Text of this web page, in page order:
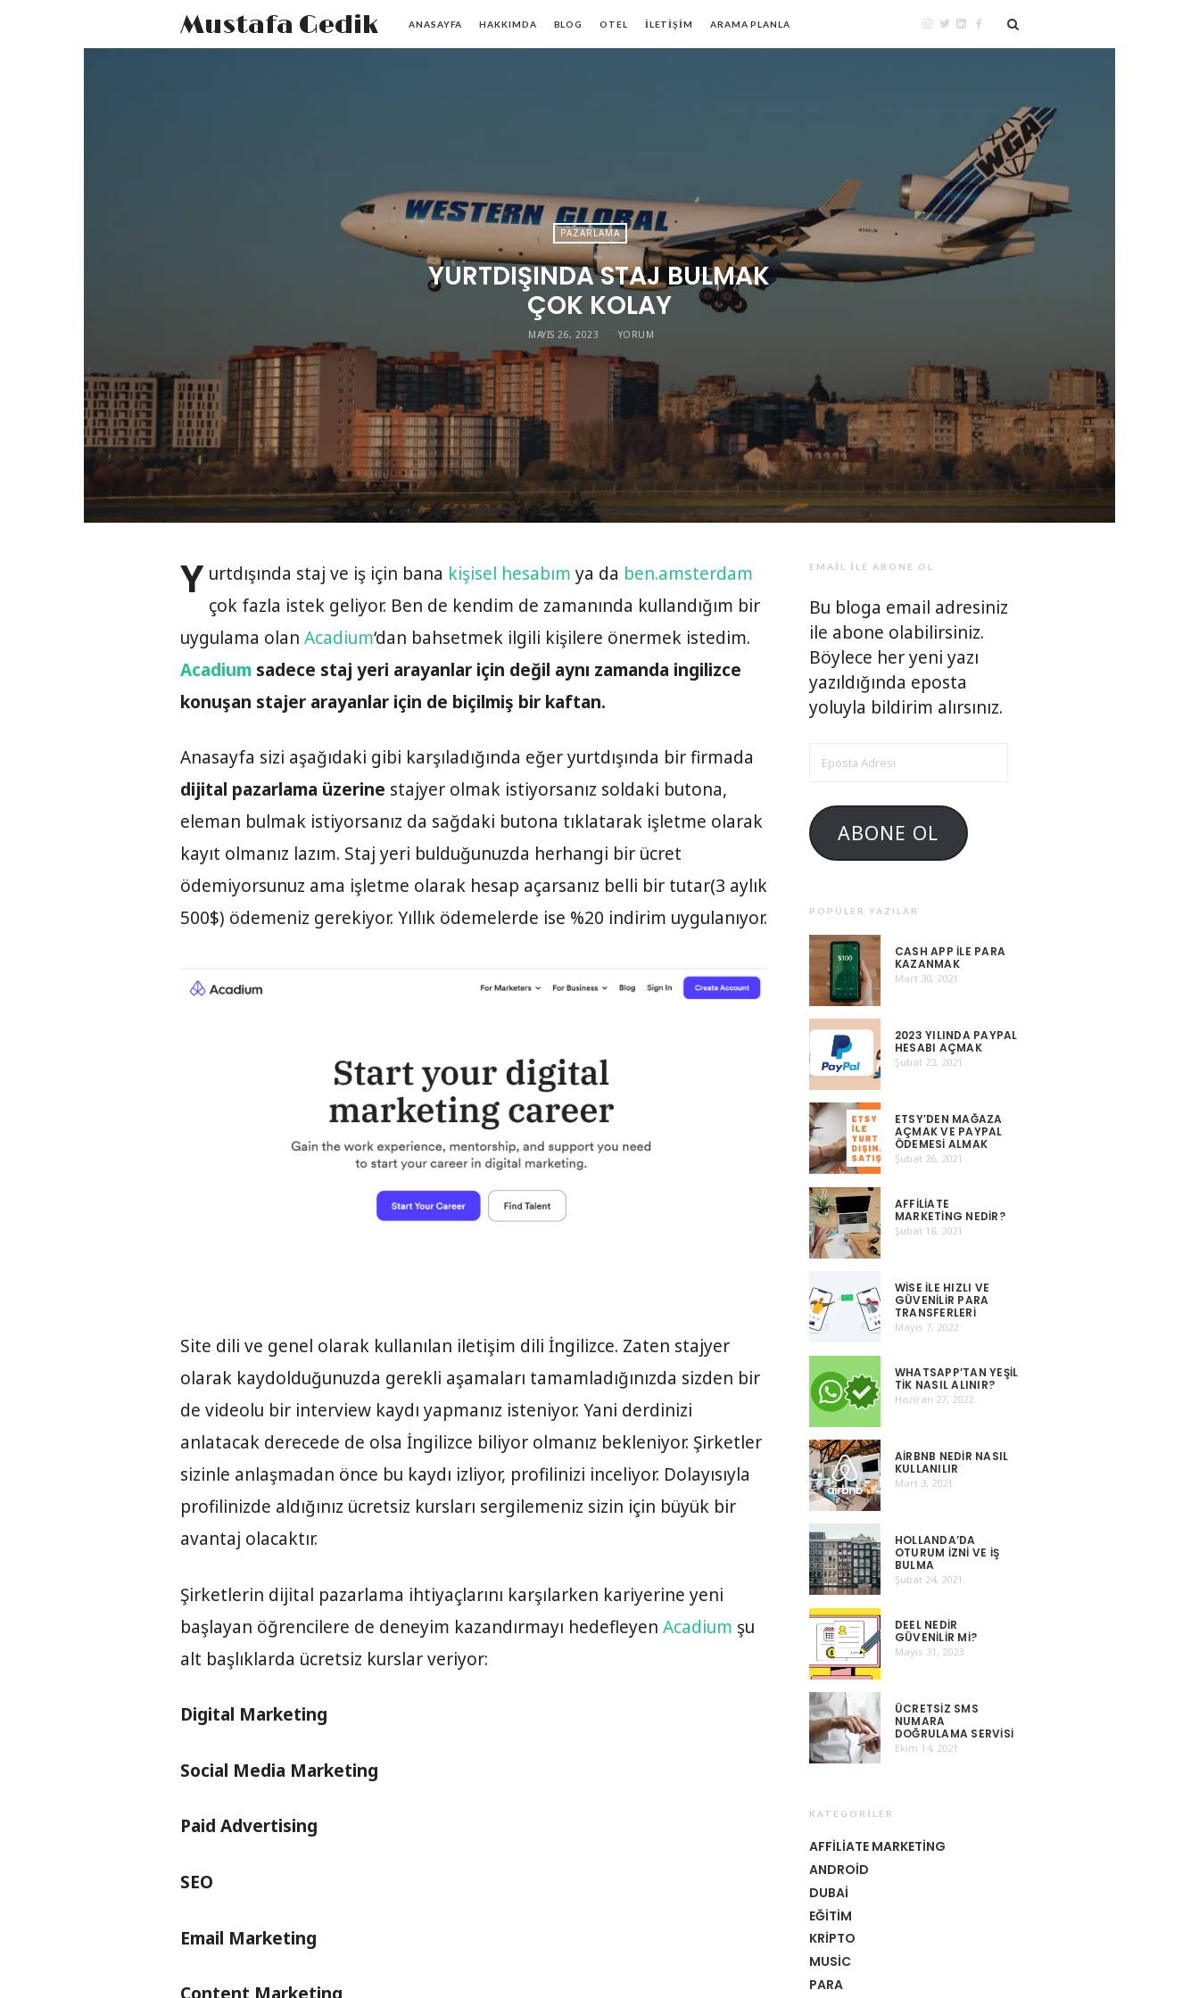
Mustafa Gedik ANASAYFA HAKKIMDA BLOG OTEL İLETIŞIM ARAMA PLANLA
PAZARLAMA
YURTDIŞINDA STAJ BULMAK
ÇOK KOLAY
MAYIS 26, 2023 YORUM
Y urtdışında staj ve iş için bana kişisel hesabım ya da ben.amsterdam
çok fazla istek geliyor. Ben de kendim de zamanında kullandığım bir
uygulama olan Acadium‘dan bahsetmek ilgili kişilere önermek istedim.
Acadium sadece staj yeri arayanlar için değil aynı zamanda ingilizce
konuşan stajer arayanlar için de biçilmiş bir kaftan.
Anasayfa sizi aşağıdaki gibi karşıladığında eğer yurtdışında bir firmada
dijital pazarlama üzerine stajyer olmak istiyorsanız soldaki butona,
eleman bulmak istiyorsanız da sağdaki butona tıklatarak işletme olarak
kayıt olmanız lazım. Staj yeri bulduğunuzda herhangi bir ücret
ödemiyorsunuz ama işletme olarak hesap açarsanız belli bir tutar(3 aylık
500$) ödemeniz gerekiyor. Yıllık ödemelerde ise %20 indirim uygulanıyor.
Site dili ve genel olarak kullanılan iletişim dili İngilizce. Zaten stajyer
olarak kaydolduğunuzda gerekli aşamaları tamamladığınızda sizden bir
de videolu bir interview kaydı yapmanız isteniyor. Yani derdinizi
anlatacak derecede de olsa İngilizce biliyor olmanız bekleniyor. Şirketler
sizinle anlaşmadan önce bu kaydı izliyor, profilinizi inceliyor. Dolayısıyla
profilinizde aldığınız ücretsiz kursları sergilemeniz sizin için büyük bir
avantaj olacaktır.
Şirketlerin dijital pazarlama ihtiyaçlarını karşılarken kariyerine yeni
başlayan öğrencilere de deneyim kazandırmayı hedefleyen Acadium şu
alt başlıklarda ücretsiz kurslar veriyor:
Digital Marketing
Social Media Marketing
Paid Advertising
SEO
Email Marketing
EMAIL ILE ABONE OL
Bu bloga email adresiniz
ile abone olabilirsiniz.
Böylece her yeni yazı
yazıldığında eposta
yoluyla bildirim alırsınız.
ADRESI
ABONE OL
POPÜLER YAZILAR
CASH APP ILE PARA
KAZANMAK
Mart 30, 2021
2023 YILINDA PAYPAL
HESABI AÇMAK
Şubat 23, 2021
ETSY’DEN MAĞAZA
AÇMAK VE PAYPAL
ÖDEMESI ALMAK
Şubat 26, 2021
AFFILIATE
MARKETING NEDIR?
Şubat 18, 2021
WISE ILE HIZLI VE
GÜVENILIR PARA
TRANSFERLERI
Mayıs 7, 2022
WHATSAPP’TAN YEŞIL
TIK NASIL ALINIR?
Haziran 27, 2022
AIRBNB NEDIR NASIL
KULLANILIR
Mart 3, 2021
HOLLANDA’DA
OTURUM İZNI VE İŞ
BULMA
Şubat 24, 2021
DEEL NEDIR
GÜVENILIR MI?
Mayıs 31, 2023
ÜCRETSIZ SMS
NUMARA
DOĞRULAMA SERVISI
Ekim 14, 2021
KATEGORILER
AFFILIATE MARKETING
ANDROID
DUBAI
EĞITIM
KRIPTO
MUSIC
PARA